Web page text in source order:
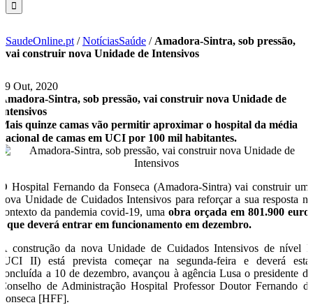
SaudeOnline.pt /NotíciasSaúde / Amadora-Sintra, sob pressão,
vai construir nova Unidade de Intensivos
19 Out, 2020
Amadora-Sintra, sob pressão, vai construir nova Unidade de
Intensivos
Mais quinze camas vão permitir aproximar o hospital da média
nacional de camas em UCI por 100 mil habitantes.
O Hospital Fernando da Fonseca (Amadora-Sintra) vai construir uma
nova Unidade de Cuidados Intensivos para reforçar a sua resposta no
contexto da pandemia covid-19, uma obra orçada em 801.900 euros
e que deverá entrar em funcionamento em dezembro.
A construção da nova Unidade de Cuidados Intensivos de nível II
(UCI II) está prevista começar na segunda-feira e deverá estar
concluída a 10 de dezembro, avançou à agência Lusa o presidente do
Conselho de Administração Hospital Professor Doutor Fernando da
Fonseca [HFF].